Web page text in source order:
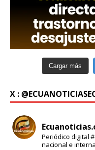
Cargar más
X :
Periódico digital
nacional e